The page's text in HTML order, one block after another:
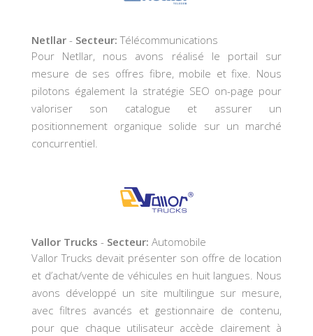
Netllar - Secteur:Télécommunications
Pour Netllar, nous avons réalisé le portail sur
mesure de ses offres fibre, mobile et fixe. Nous
pilotons également la stratégie SEO on-page pour
valoriser son catalogue et assurer un
positionnement organique solide sur un marché
concurrentiel.
Vallor Trucks - Secteur: Automobile
Vallor Trucks devait présenter son offre de location
et d’achat/vente de véhicules en huit langues. Nous
avons développé un site multilingue sur mesure,
avec filtres avancés et gestionnaire de contenu,
pour que chaque utilisateur accède clairement à